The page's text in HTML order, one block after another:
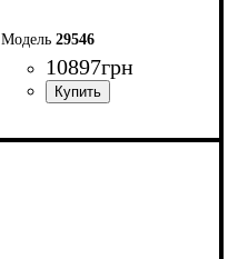
29546
10897грн
Ширина: 244 см